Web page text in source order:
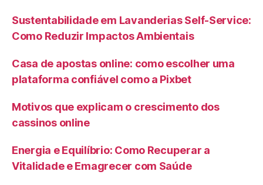
Sustentabilidade em Lavanderias Self-Service:
Como Reduzir Impactos Ambientais
Casa de apostas online: como escolher uma
plataforma confiável como a Pixbet
Motivos que explicam o crescimento dos
cassinos online
Energia e Equilíbrio: Como Recuperar a
Vitalidade e Emagrecer com Saúde